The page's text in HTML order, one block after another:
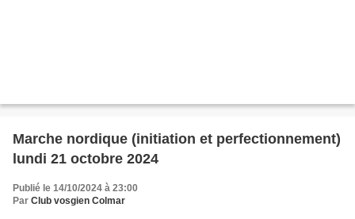
Marche nordique (initiation et perfectionnement)
lundi 21 octobre 2024
Publié le 14/10/2024 à 23:00
Par Club vosgien Colmar